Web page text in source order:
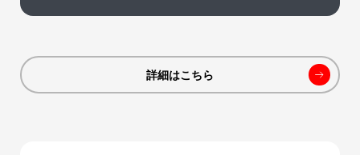
詳細はこちら